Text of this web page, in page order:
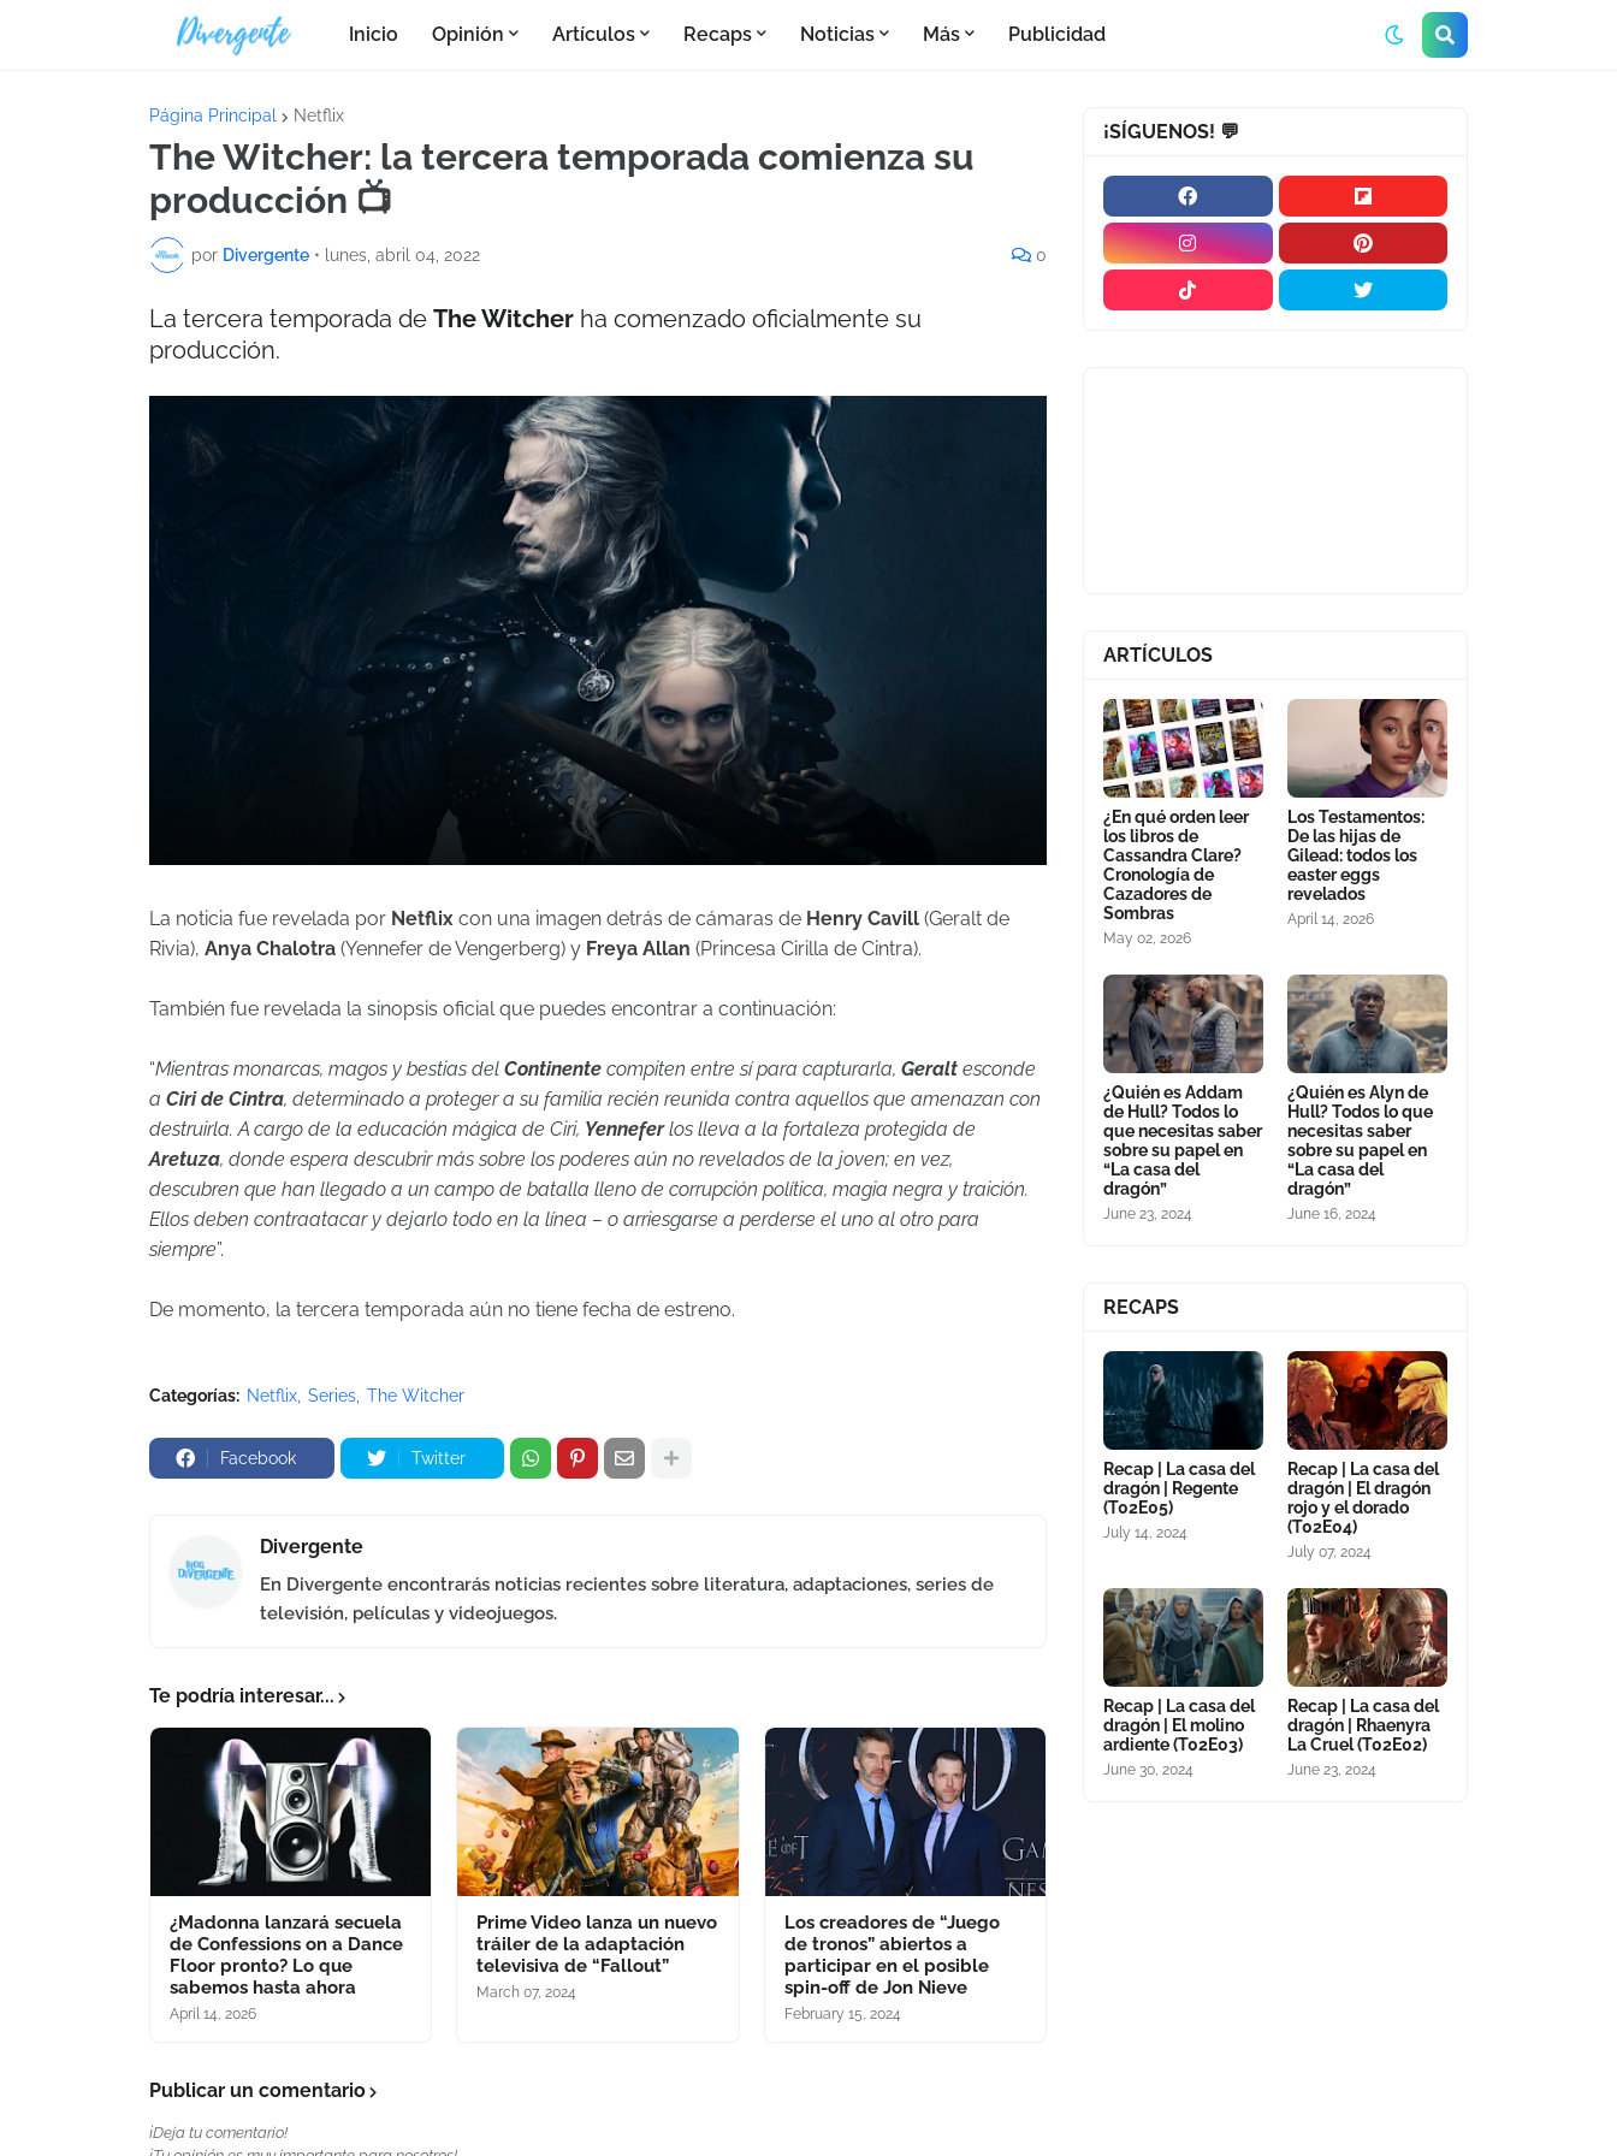
Inicio Opinión Artículos Recaps Noticias Más Publicidad
Página Principal Netflix
The Witcher: la tercera temporada comienza su
producción 📺
por Divergente • lunes, abril 04, 2022 0
La tercera temporada de The Witcher ha comenzado oficialmente su
producción.
La noticia fue revelada por Netflix con una imagen detrás de cámaras de Henry Cavill (Geralt de
Rivia), Anya Chalotra (Yennefer de Vengerberg) y Freya Allan (Princesa Cirilla de Cintra).
También fue revelada la sinopsis oficial que puedes encontrar a continuación:
“Mientras monarcas, magos y bestias del Continente compiten entre sí para capturarla, Geralt esconde
a Ciri de Cintra, determinado a proteger a su familia recién reunida contra aquellos que amenazan con
destruirla. A cargo de la educación mágica de Ciri, Yenneferlos lleva a la fortaleza protegida de
Aretuza, donde espera descubrir más sobre los poderes aún no revelados de la joven; en vez,
descubren que han llegado a un campo de batalla lleno de corrupción política, magia negra y traición.
Ellos deben contraatacar y dejarlo todo en la línea – o arriesgarse a perderse el uno al otro para
siempre”.
De momento, la tercera temporada aún no tiene fecha de estreno.
Categorías: Netflix Series The Witcher
Facebook Twitter
Divergente
En Divergente encontrarás noticias recientes sobre literatura, adaptaciones, series de
televisión, películas y videojuegos.
Te podría interesar...
¿Madonna lanzará secuela
de Confessions on a Dance
Floor pronto? Lo que
sabemos hasta ahora
April 14, 2026
Prime Video lanza un nuevo
tráiler de la adaptación
televisiva de “Fallout”
March 07, 2024
Los creadores de “Juego
de tronos” abiertos a
participar en el posible
spin-off de Jon Nieve
February 15, 2024
Publicar un comentario
¡Deja tu comentario!
¡SÍGUENOS! 💬
ARTÍCULOS
¿En qué orden leer
los libros de
Cassandra Clare?
Cronología de
Cazadores de
Sombras
May 02, 2026
Los Testamentos:
De las hijas de
Gilead: todos los
easter eggs
revelados
April 14, 2026
¿Quién es Addam
de Hull? Todos lo
que necesitas saber
sobre su papel en
“La casa del
dragón”
June 23, 2024
¿Quién es Alyn de
Hull? Todos lo que
necesitas saber
sobre su papel en
“La casa del
dragón”
June 16, 2024
RECAPS
Recap | La casa del
dragón | Regente
(T02E05)
July 14, 2024
Recap | La casa del
dragón | El dragón
rojo y el dorado
(T02E04)
July 07, 2024
Recap | La casa del
dragón | El molino
ardiente (T02E03)
June 30, 2024
Recap | La casa del
dragón | Rhaenyra
La Cruel (T02E02)
June 23, 2024